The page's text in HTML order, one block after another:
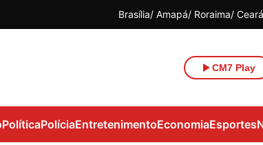
Brasília Amapá Roraima Ceará
CM7 Play
PolíticaPolíciaEntretenimentoEconomiaEsportes